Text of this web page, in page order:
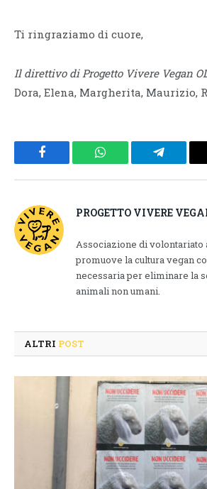
Ti ringraziamo di cuore,
Il direttivo di Progetto Vivere Vegan
Dora, Elena, Margherita, Maurizio,
Facebook WhatsApp Telegram
PROGETTO VIVERE
Associazione di volontariato
promuove la cultura vegan
necessaria per eliminare la
animali non umani.
ALTRI POST